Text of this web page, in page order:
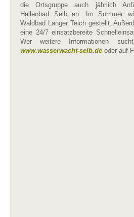
die Ortsgruppe auch jährlich
Hallenbad Selb an. Im Sommer
Waldbad Langer Teich gestellt.
eine 24/7 einsatzbereite
Wer weitere Informationen
www.wasserwacht-selb.de oder auf